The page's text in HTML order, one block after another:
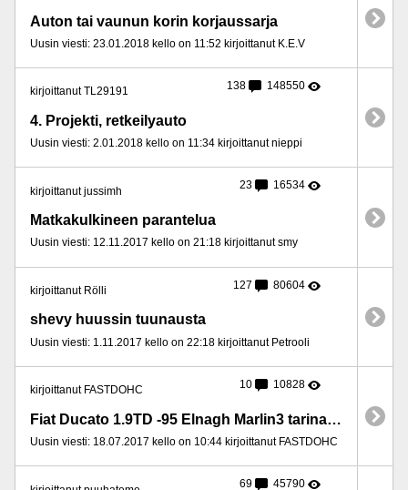
Auton tai vaunun korin korjaussarja
Uusin viesti: 23.01.2018 kello on 11:52 kirjoittanut K.E.V
kirjoittanut TL29191 138 148550
4. Projekti, retkeilyauto
Uusin viesti: 2.01.2018 kello on 11:34 kirjoittanut nieppi
kirjoittanut jussimh 23 16534
Matkakulkineen parantelua
Uusin viesti: 12.11.2017 kello on 21:18 kirjoittanut smy
kirjoittanut Rölli 127 80604
shevy huussin tuunausta
Uusin viesti: 1.11.2017 kello on 22:18 kirjoittanut Petrooli
kirjoittanut FASTDOHC 10 10828
Fiat Ducato 1.9TD -95 Elnagh Marlin3 tarinaa ja kunnostelua.
Uusin viesti: 18.07.2017 kello on 10:44 kirjoittanut FASTDOHC
69 45790